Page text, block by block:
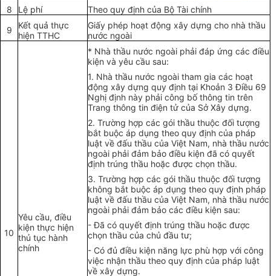
8
Lệ phí
Theo quy định của Bộ Tài chính
9
Kết quả thực
hiện TTHC
Giấy phép hoạt động xây dựng cho nhà thầu
nước ngoài
10
Yêu cầu, điều
kiện thực hiện
thủ tục hành
chính
* Nhà thầu nước ngoài phải đáp ứng các điều
kiện và yêu cầu sau:
1. Nhà thầu nước ngoài tham gia các hoạt
động xây dựng quy định tại Khoản 3 Điều 69
Nghị định này phải công bốthông tin trên
Trang thông tin điện tử của Sở Xây dựng.
2. Trường hợp các gói thầu thuộc đối tượng
bắt buộc áp dụng theo quy định của pháp
luật về đấu thầu của Việt Nam, nhà thầu nước
ngoài phải đảm bảo điều kiện đã có quyết
định trúng thầu hoặc được chọn thầu.
3. Trường hợp các gói thầu thuộc đối tượng
không bắt buộc áp dụng theo quy định pháp
luật về đấu thầu của Việt Nam, nhà thầu nước
ngoài phải đảm bảo các điều kiện sau:
- Đã có quyết định trúng thầu hoặc được
chọn thầu của chủ đầu tư;
- Có đủ điều kiện năng lực phù hợp với công
việc nhận thầu theo quy định của pháp luật
về xây dựng.